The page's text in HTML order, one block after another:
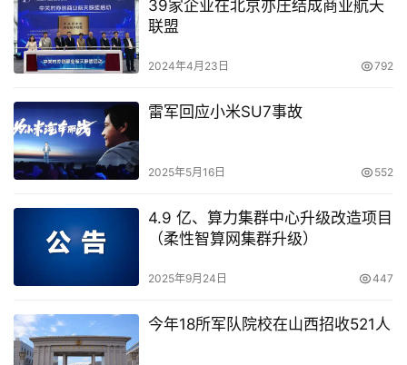
39家企业在北京亦庄结成商业航天
联盟
2024年4月23日 792
雷军回应小米SU7事故
2025年5月16日 552
4.9 亿、算力集群中心升级改造项目
（柔性智算网集群升级）
2025年9月24日 447
今年18所军队院校在山西招收521人